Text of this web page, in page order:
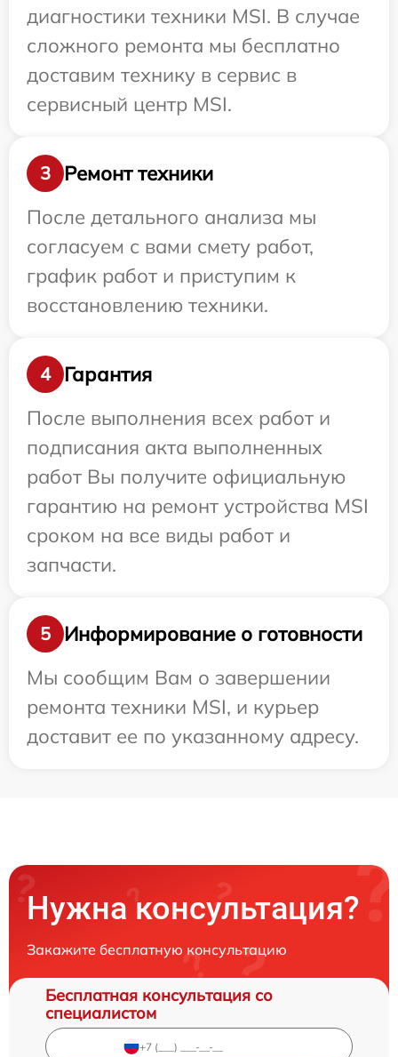
диагностики техники MSI. В случае
сложного ремонта мы бесплатно
доставим технику в сервис в
сервисный центр MSI.
3
Ремонт техники
После детального анализа мы
согласуем с вами смету работ,
график работ и приступим к
восстановлению техники.
4
Гарантия
После выполнения всех работ и
подписания акта выполненных
работ Вы получите официальную
гарантию на ремонт устройства MSI
сроком на все виды работ и
запчасти.
5
Информирование о готовности
Мы сообщим Вам о завершении
ремонта техники MSI, и курьер
доставит ее по указанному адресу.
Нужна консультация?
Закажите бесплатную консультацию
Бесплатная консультация со
специалистом